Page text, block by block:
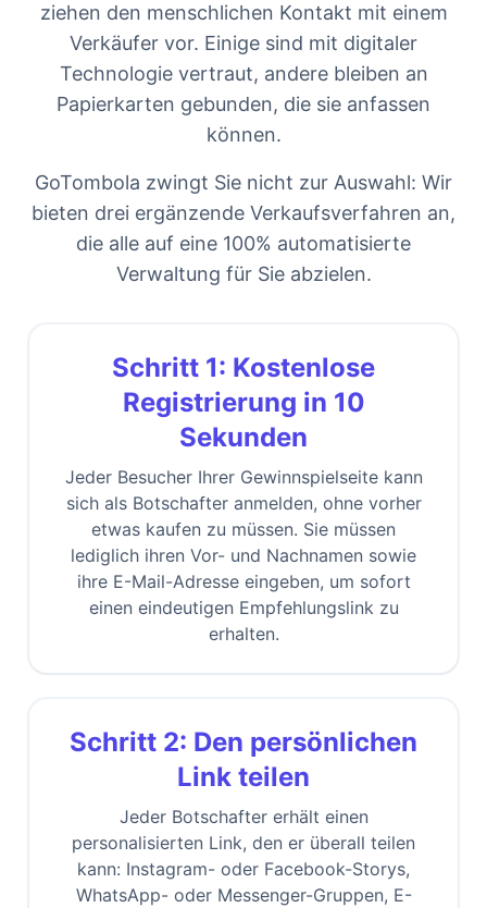
ziehen den menschlichen Kontakt mit einem
Verkäufer vor. Einige sind mit digitaler
Technologie vertraut, andere bleiben an
Papierkarten gebunden, die sie anfassen
können.
GoTombola zwingt Sie nicht zur Auswahl: Wir
bieten drei ergänzende Verkaufsverfahren an,
die alle auf eine 100% automatisierte
Verwaltung für Sie abzielen.
Schritt 1: Kostenlose
Registrierung in 10
Sekunden
Jeder Besucher Ihrer Gewinnspielseite kann
sich als Botschafter anmelden, ohne vorher
etwas kaufen zu müssen. Sie müssen
lediglich ihren Vor- und Nachnamen sowie
ihre E-Mail-Adresse eingeben, um sofort
einen eindeutigen Empfehlungslink zu
erhalten.
Schritt 2: Den persönlichen
Link teilen
Jeder Botschafter erhält einen
personalisierten Link, den er überall teilen
kann: Instagram- oder Facebook-Storys,
WhatsApp- oder Messenger-Gruppen, E-